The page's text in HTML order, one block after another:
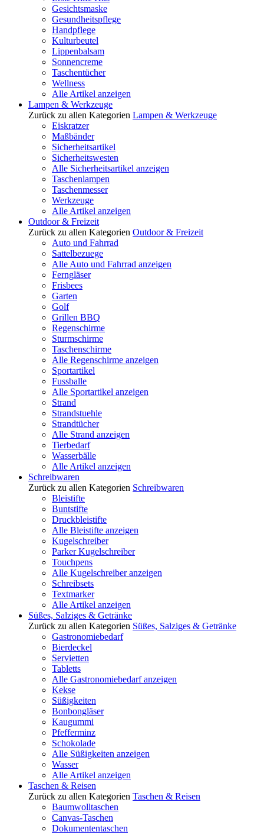
Gesichtsmaske
Gesundheitspflege
Handpflege
Kulturbeutel
Lippenbalsam
Sonnencreme
Taschentücher
Wellness
Alle Artikel anzeigen
Lampen & Werkzeuge
Zurück zu allen Kategorien Lampen & Werkzeuge
Eiskratzer
Maßbänder
Sicherheitsartikel
Sicherheitswesten
Alle Sicherheitsartikel anzeigen
Taschenlampen
Taschenmesser
Werkzeuge
Alle Artikel anzeigen
Outdoor & Freizeit
Zurück zu allen Kategorien Outdoor & Freizeit
Auto und Fahrrad
Sattelbezuege
Alle Auto und Fahrrad anzeigen
Ferngläser
Frisbees
Garten
Golf
Grillen BBQ
Regenschirme
Sturmschirme
Taschenschirme
Alle Regenschirme anzeigen
Sportartikel
Fussballe
Alle Sportartikel anzeigen
Strand
Strandstuehle
Strandtücher
Alle Strand anzeigen
Tierbedarf
Wasserbälle
Alle Artikel anzeigen
Schreibwaren
Zurück zu allen Kategorien Schreibwaren
Bleistifte
Buntstifte
Druckbleistifte
Alle Bleistifte anzeigen
Kugelschreiber
Parker Kugelschreiber
Touchpens
Alle Kugelschreiber anzeigen
Schreibsets
Textmarker
Alle Artikel anzeigen
Süßes, Salziges & Getränke
Zurück zu allen Kategorien Süßes, Salziges & Getränke
Gastronomiebedarf
Bierdeckel
Servietten
Tabletts
Alle Gastronomiebedarf anzeigen
Kekse
Süßigkeiten
Bonbongläser
Kaugummi
Pfefferminz
Schokolade
Alle Süßigkeiten anzeigen
Wasser
Alle Artikel anzeigen
Taschen & Reisen
Zurück zu allen Kategorien Taschen & Reisen
Baumwolltaschen
Canvas-Taschen
Dokumententaschen